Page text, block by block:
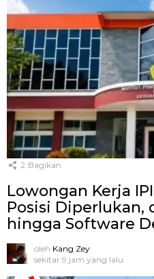
2 Bagikan
Lowongan Kerja
Posisi Diperlukan,
hingga Software
oleh Kang Zey
sekitar 9 jam yang lalu